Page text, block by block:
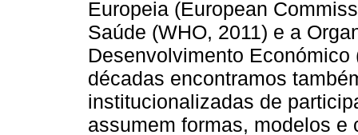
Europeia (European
Saúde (WHO, 2011) e a
Desenvolvimento
décadas encontramos
institucionalizadas de
assumem formas, modelos